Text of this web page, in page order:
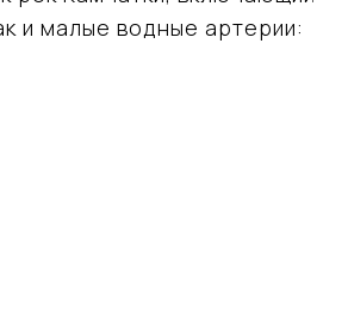
и малые водные артерии: